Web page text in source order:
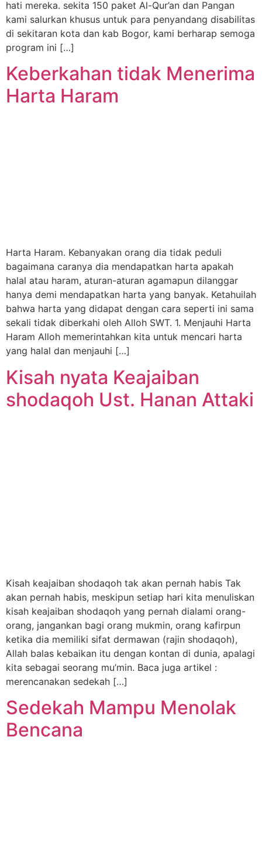
hati mereka. sekita 150 paket Al-Qur’an dan Pangan
kami salurkan khusus untuk para penyandang disabilitas
di sekitaran kota dan kab Bogor, kami berharap semoga
program ini […]
Keberkahan tidak Menerima
Harta Haram
Harta Haram. Kebanyakan orang dia tidak peduli
bagaimana caranya dia mendapatkan harta apakah
halal atau haram, aturan-aturan agamapun dilanggar
hanya demi mendapatkan harta yang banyak. Ketahuilah
bahwa harta yang didapat dengan cara seperti ini sama
sekali tidak diberkahi oleh Alloh SWT. 1. Menjauhi Harta
Haram Alloh memerintahkan kita untuk mencari harta
yang halal dan menjauhi […]
Kisah nyata Keajaiban
shodaqoh Ust. Hanan Attaki
Kisah keajaiban shodaqoh tak akan pernah habis Tak
akan pernah habis, meskipun setiap hari kita menuliskan
kisah keajaiban shodaqoh yang pernah dialami orang-
orang, jangankan bagi orang mukmin, orang kafirpun
ketika dia memiliki sifat dermawan (rajin shodaqoh),
Allah balas kebaikan itu dengan kontan di dunia, apalagi
kita sebagai seorang mu’min. Baca juga artikel :
merencanakan sedekah […]
Sedekah Mampu Menolak
Bencana